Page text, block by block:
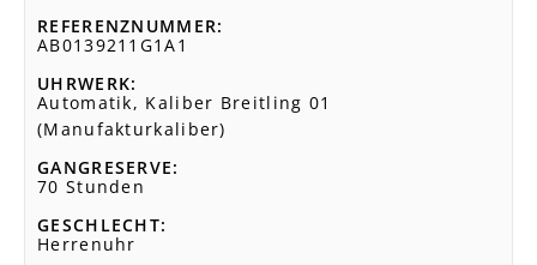
REFERENZNUMMER
AB0139211G1A1
UHRWERK
Automatik, Kaliber Breitling 01
(Manufakturkaliber)
GANGRESERVE
70 Stunden
GESCHLECHT
Herrenuhr